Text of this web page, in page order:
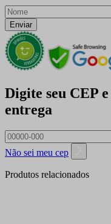
Enviar
Digite seu CEP
entrega
Não sei meu cep
Produtos relacionados